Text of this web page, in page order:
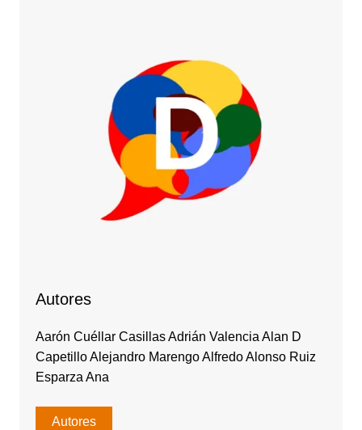
Autores
Aarón Cuéllar Casillas Adrián Valencia Alan D
Capetillo Alejandro Marengo Alfredo Alonso Ruiz
Esparza Ana
Autores